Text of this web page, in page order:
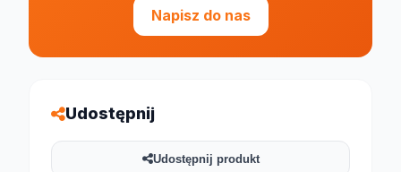
Napisz do nas
Udostępnij
Udostępnij produkt